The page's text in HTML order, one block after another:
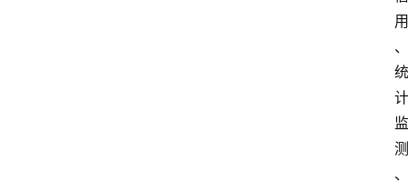
用
、
统
计
监
测
、